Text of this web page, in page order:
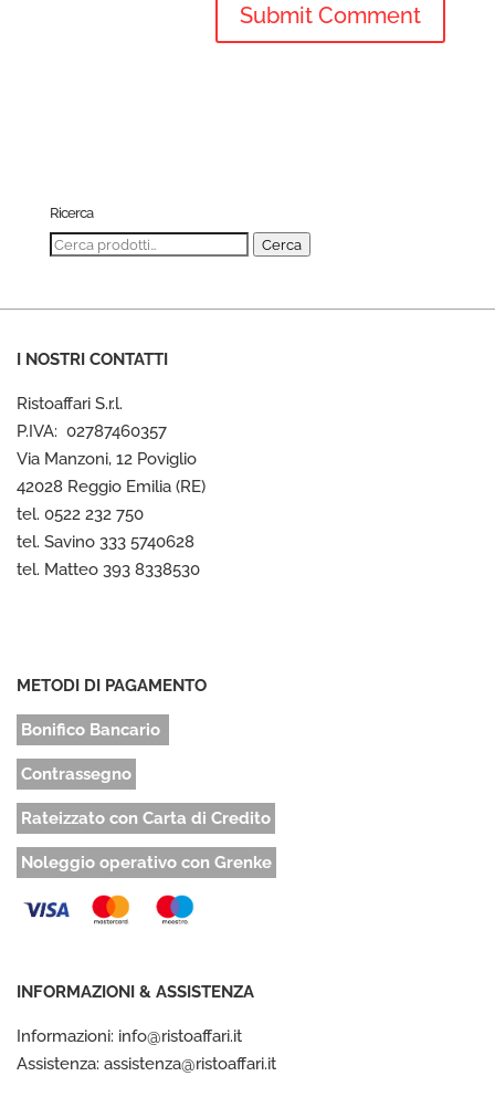
Ricerca
Cerca: Cerca
I NOSTRI CONTATTI
Ristoaffari S.r.l.
P.IVA: 02787460357
Via Manzoni, 12 Poviglio
42028 Reggio Emilia (RE)
tel. 0522 232 750
tel. Savino 333 5740628
tel. Matteo 393 8338530
METODI DI PAGAMENTO
Bonifico Bancario
Contrassegno
Rateizzato con Carta di Credito
Noleggio operativo con Grenke
INFORMAZIONI & ASSISTENZA
Informazioni: info@ristoaffari.it
Assistenza: assistenza@ristoaffari.it